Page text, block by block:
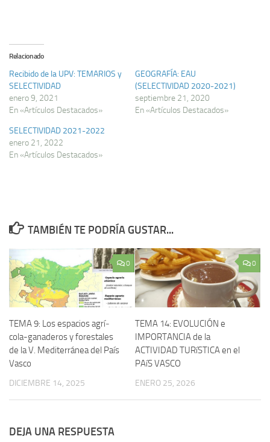
Relacionado
Recibido de la UPV: TEMARIOS y
SELECTIVIDAD
enero 9, 2021
En «Artículos Destacados»
GEOGRAFÍA: EAU
(SELECTIVIDAD 2020-2021)
septiembre 21, 2020
En «Artículos Destacados»
SELECTIVIDAD 2021-2022
enero 21, 2022
En «Artículos Destacados»
TAMBIÉN TE PODRÍA GUSTAR...
0
TEMA 9: Los espacios agrí­
cola-ganaderos y forestales
de la V. Mediterránea del Paí­s
Vasco
DICIEMBRE 14, 2025
0
TEMA 14: EVOLUCIÓN e
IMPORTANCIA de la
ACTIVIDAD TURíSTICA en el
PAíS VASCO
ENERO 25, 2026
DEJA UNA RESPUESTA